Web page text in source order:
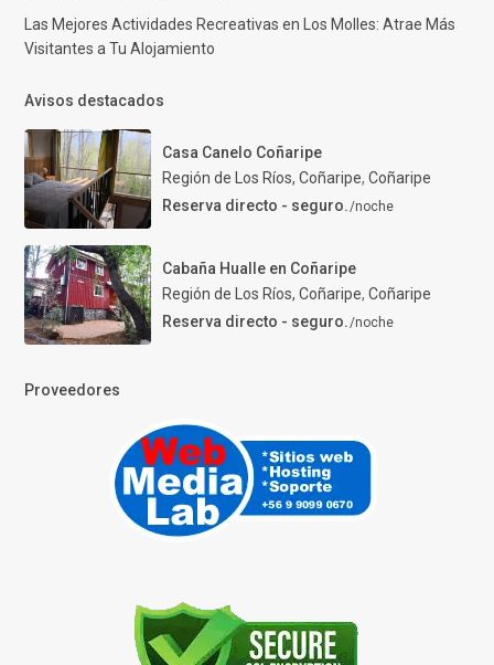
Las Mejores Actividades Recreativas en Los Molles: Atrae Más
Visitantes a Tu Alojamiento
Avisos destacados
Casa Canelo Coñaripe
Región de Los Ríos, Coñaripe, Coñaripe
Reserva directo - seguro./noche
Cabaña Hualle en Coñaripe
Región de Los Ríos, Coñaripe, Coñaripe
Reserva directo - seguro./noche
Proveedores